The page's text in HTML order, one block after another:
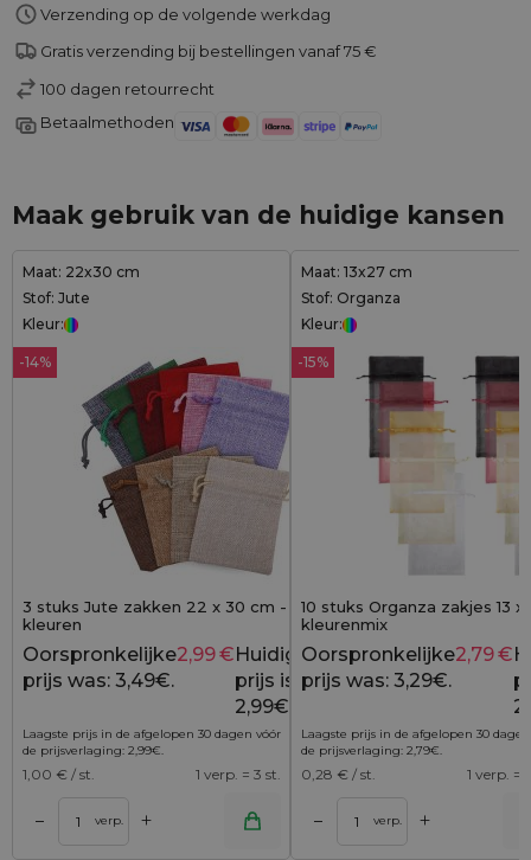
Verzending op de volgende werkdag
Gratis verzending bij bestellingen vanaf 75 €
100 dagen retourrecht
Betaalmethoden
Maak gebruik van de huidige kansen
Maat: 22x30 cm
Stof: Jute
Kleur:
-14%
3 stuks Jute zakken 22 x 30 cm - mix van
kleuren
3,49 €
Oorspronkelijke
prijs was: 3,49€.
2,99€Huidige
prijs is:
2,99€.
Laagste prijs in de afgelopen 30 dagen vóór
de prijsverlaging: 2,99€
1,00 € / st. 1 verp. = 3 st.
– verp. +
Maat: 13x27 cm
Stof: Organza
Kleur:
-15%
10 stuks Organza zakjes 13
kleurenmix
Oorspronkelijke
prijs was: 3,29€.
2,79€
Laagste prijs in de afgelopen 30
de prijsverlaging: 2,79€
0,28 € / st. 1 verp. =
– verp. +
Toevoegen aan winkelwagen Toevoegen aan